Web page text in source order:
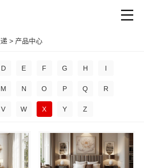
> 产品中心
D E F G H I
M N O P Q R
V W X Y Z